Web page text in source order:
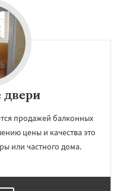
двери
продажей балконных
цены и качества это
или частного дома.